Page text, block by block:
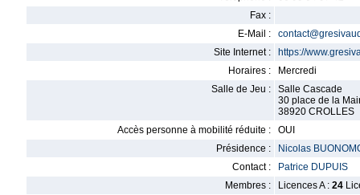
Fax :
E-Mail :
Site Internet :
https://
Horaires :
Mercredi
Salle de Jeu :
Salle Cascade
30 place de la
38920 CROLLES
Accès personne à mobilité réduite :
OUI
Présidence :
Nicolas
Contact :
Patrice DUPUIS
Membres :
Licences A : 24